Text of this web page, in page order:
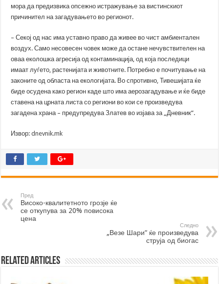
мора да предизвика опсежно истражување за вистинскиот
причинител на загадувањето во регионот.
– Секој од нас има уставно право да живее во чист амбиентален
воздух. Само несовесен човек може да остане нечувствителен на
оваа еколошка агресија од контаминација, од која последици
имаат луѓето, растенијата и животните. Потребно е почитување на
законите од областа на екологијата. Во спротивно, Тивешијата ќе
биде осудена како регион каде што има аерозагадување и ќе биде
ставена на црната листа со региони во кои се произведува
загадена храна – предупредува Златев во изјава за „Дневник”.
Извор:dnevnik.mk
Пред
Високо-квалитетното грозје ќе
се откупува за 20% повисока
цена
Следно
„Везе Шари“ ќе произведува
струја од биогас
Related Articles